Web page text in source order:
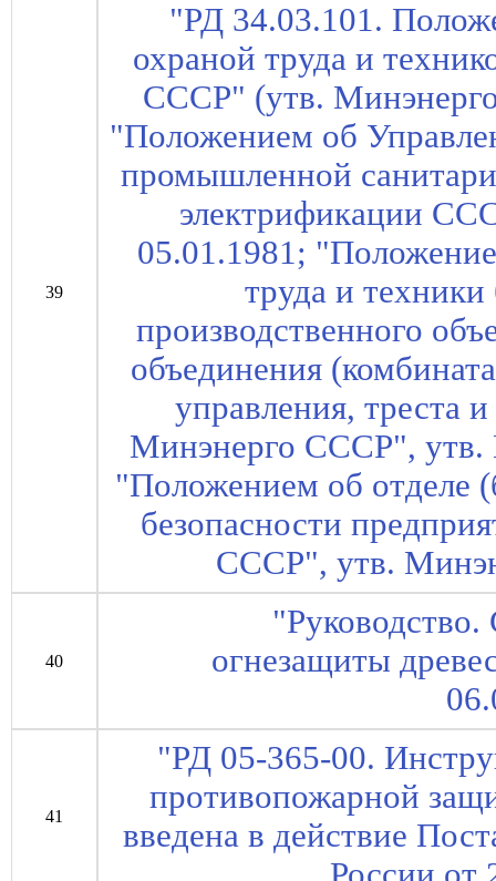
39
"РД 34.03.101.
охраной труда и
СССР" (утв.
"Положением об
промышленной
электрификации
05.01.1981;
труда и
производственного
объединения
управления, треста
Минэнерго СССР",
"Положением об отделе
безопасности
СССР", утв.
40
огнезащиты
41
"РД 05-365-00.
противопожарной
введена в действие